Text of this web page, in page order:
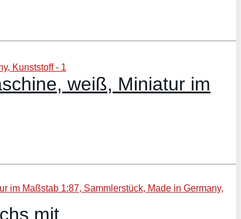
weiß, Miniatur im
mit